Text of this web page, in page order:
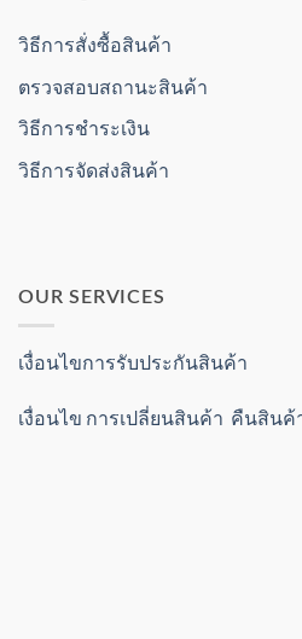
วิธีการสั่งซื้อสินค้า
ตรวจสอบสถานะสินค้า
วิธีการชำระเงิน
วิธีการจัดส่งสินค้า
OUR SERVICES
เงื่อนไขการรับประกันสินค้า
เงื่อนไข การเปลี่ยนสินค้า คืนสิน